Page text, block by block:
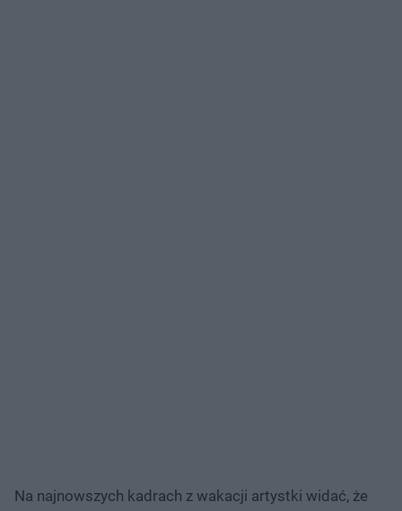
Na najnowszych kadrach z wakacji artystki widać, że